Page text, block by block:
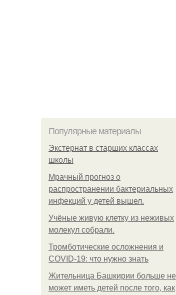
Популярные материалы
Экстернат в старших классах
школы
Мрачный прогноз о
распространении бактериальных
инфекций у детей вышел.
Учёные живую клетку из неживых
молекул собрали.
Тромботические осложнения и
COVID-19: что нужно знать
Жительница Башкирии больше не
может иметь детей после того, как